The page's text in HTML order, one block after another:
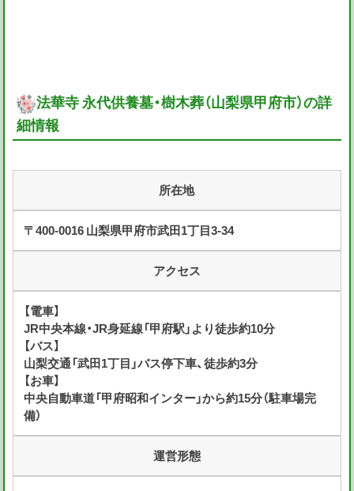
法華寺 永代供養墓・樹木葬（山梨県甲府市）の詳
細情報
所在地
〒400-0016 山梨県甲府市武田1丁目3-34
アクセス
【電車】
JR中央本線・JR身延線「甲府駅」より徒歩約10分
【バス】
山梨交通「武田1丁目」バス停下車、徒歩約3分
【お車】
中央自動車道「甲府昭和インター」から約15分（駐車場完
備）
運営形態